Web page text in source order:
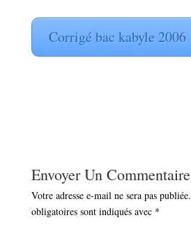
Corrigé bac kabyle 2006
Envoyer Un Commentaire
Votre adresse e-mail ne sera pas publiée.
obligatoires sont indiqués avec *